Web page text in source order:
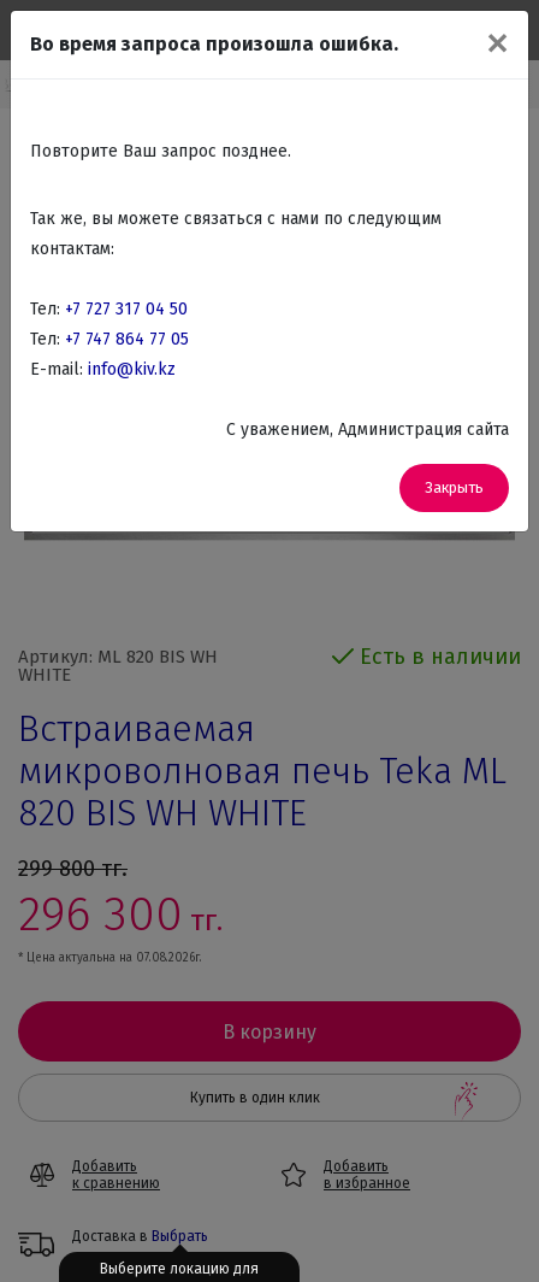
Артикул: ML 820 BIS WH
WHITE
Есть в наличии
Встраиваемая
микроволновая печь Teka ML
820 BIS WH WHITE
299 800тг.
296 300 тг.
* Цена актуальна на 07.08.2026г.
В корзину
Купить в один клик
Добавить
к сравнению
Добавить
в избранное
Доставка в Выбрать
✕
Во время запроса произошла ошибка.
Повторите Ваш запрос позднее.
Так же, вы можете связаться с нами по следующим
контактам:
Тел: +7 727 317 04 50
Тел: +7 747 864 77 05
E-mail: info@kiv.kz
C уважением, Администрация сайта
Закрыть
Выберите локацию для